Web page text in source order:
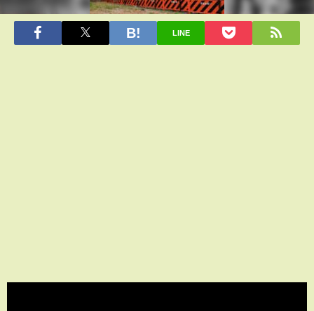
LINE